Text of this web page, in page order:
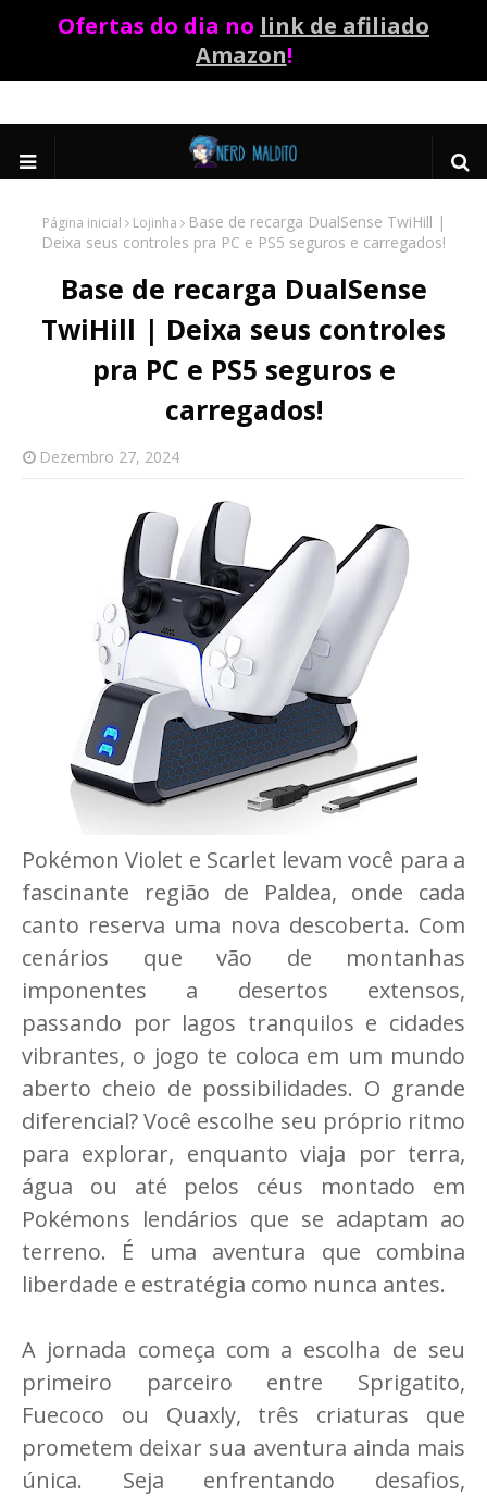
Ofertas do dia no link de afiliado
Amazon!
Página inicial Lojinha
Base de recarga DualSense TwiHill |
Deixa seus controles pra PC e PS5 seguros e carregados!
Base de recarga DualSense
TwiHill | Deixa seus controles
pra PC e PS5 seguros e
carregados!
Dezembro 27, 2024
Pokémon Violet e Scarlet levam você para a
fascinante região de Paldea, onde cada
canto reserva uma nova descoberta. Com
cenários que vão de montanhas
imponentes a desertos extensos,
passando por lagos tranquilos e cidades
vibrantes, o jogo te coloca em um mundo
aberto cheio de possibilidades. O grande
diferencial? Você escolhe seu próprio ritmo
para explorar, enquanto viaja por terra,
água ou até pelos céus montado em
Pokémons lendários que se adaptam ao
terreno. É uma aventura que combina
liberdade e estratégia como nunca antes.
A jornada começa com a escolha de seu
primeiro parceiro entre Sprigatito,
Fuecoco ou Quaxly, três criaturas que
prometem deixar sua aventura ainda mais
única. Seja enfrentando desafios,